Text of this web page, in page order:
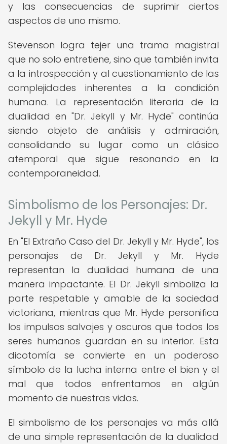
y las consecuencias de suprimir ciertos
aspectos de uno mismo.
Stevenson logra tejer una trama magistral
que no solo entretiene, sino que también invita
a la introspección y al cuestionamiento de las
complejidades inherentes a la condición
humana. La representación literaria de la
dualidad en "Dr. Jekyll y Mr. Hyde" continúa
siendo objeto de análisis y admiración,
consolidando su lugar como un clásico
atemporal que sigue resonando en la
contemporaneidad.
Simbolismo de los Personajes: Dr.
Jekyll y Mr. Hyde
En "El Extraño Caso del Dr. Jekyll y Mr. Hyde", los
personajes de Dr. Jekyll y Mr. Hyde
representan la dualidad humana de una
manera impactante. El Dr. Jekyll simboliza la
parte respetable y amable de la sociedad
victoriana, mientras que Mr. Hyde personifica
los impulsos salvajes y oscuros que todos los
seres humanos guardan en su interior. Esta
dicotomía se convierte en un poderoso
símbolo de la lucha interna entre el bien y el
mal que todos enfrentamos en algún
momento de nuestras vidas.
El simbolismo de los personajes va más allá
de una simple representación de la dualidad